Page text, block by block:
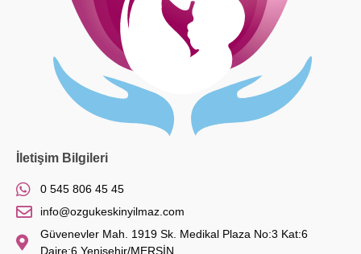
İletişim Bilgileri
0 545 806 45 45
info@ozgukeskinyilmaz.com
Güvenevler Mah. 1919 Sk. Medikal Plaza No:3 Kat:6
Daire:6 Yenişehir/MERSİN